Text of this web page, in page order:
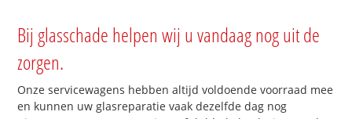
Bij glasschade helpen wij u vandaag nog uit de
zorgen.
Onze servicewagens hebben altijd voldoende voorraad mee
en kunnen uw glasreparatie vaak dezelfde dag nog